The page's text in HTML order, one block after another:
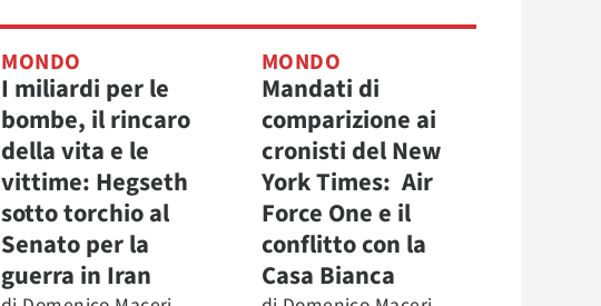
MONDO
I miliardi per le
bombe, il rincaro
della vita e le
vittime: Hegseth
sotto torchio al
Senato per la
guerra in Iran
MONDO
Mandati di
comparizione ai
cronisti del New
York Times: Air
Force One e il
conflitto con la
Casa Bianca